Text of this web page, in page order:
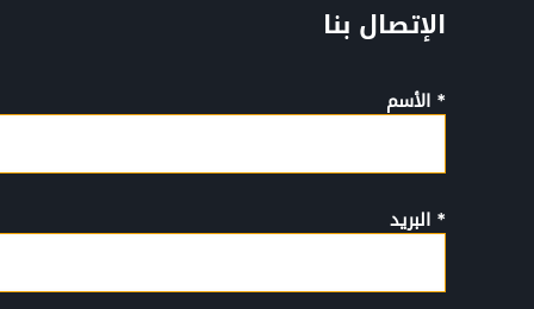
الإتصال بنا
* الأسم
* البريد